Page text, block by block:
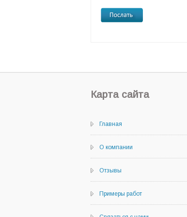
Карта сайта
Главная
О компании
Отзывы
Примеры работ